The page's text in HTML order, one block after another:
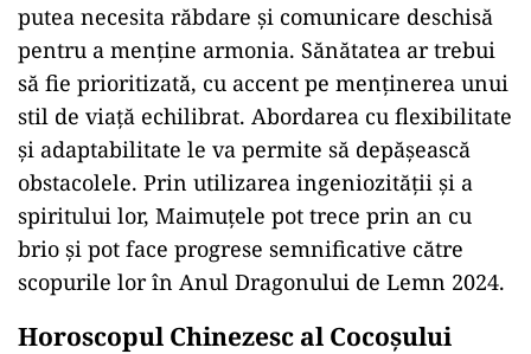
putea necesita răbdare și comunicare deschisă
pentru a menține armonia. Sănătatea ar trebui
să fie prioritizată, cu accent pe menținerea unui
stil de viață echilibrat. Abordarea cu flexibilitate
și adaptabilitate le va permite să depășească
obstacolele. Prin utilizarea ingeniozității și a
spiritului lor, Maimuțele pot trece prin an cu
brio și pot face progrese semnificative către
scopurile lor în Anul Dragonului de Lemn 2024.
Horoscopul Chinezesc al Cocoșului